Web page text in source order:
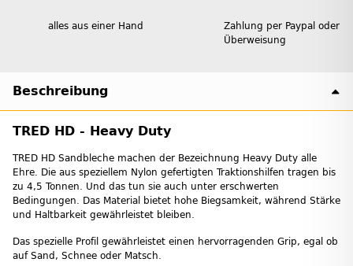
alles aus einer Hand
Zahlung per Paypal oder
Überweisung
Beschreibung
TRED HD - Heavy Duty
TRED HD Sandbleche machen der Bezeichnung Heavy Duty alle
Ehre. Die aus speziellem Nylon gefertigten Traktionshilfen tragen bis
zu 4,5 Tonnen. Und das tun sie auch unter erschwerten
Bedingungen. Das Material bietet hohe Biegsamkeit, während Stärke
und Haltbarkeit gewährleistet bleiben.
Das spezielle Profil gewährleistet einen hervorragenden Grip, egal ob
auf Sand, Schnee oder Matsch.